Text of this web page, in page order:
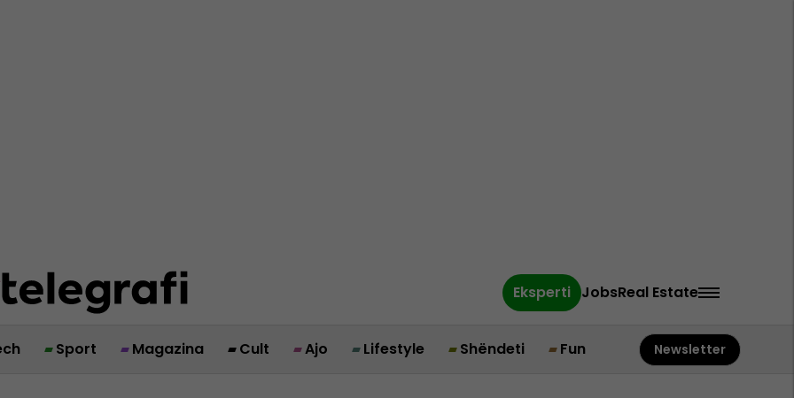
Eksperti JobsReal Estate
Sport Magazina Cult Ajo Lifestyle Shëndeti Fun Newsletter